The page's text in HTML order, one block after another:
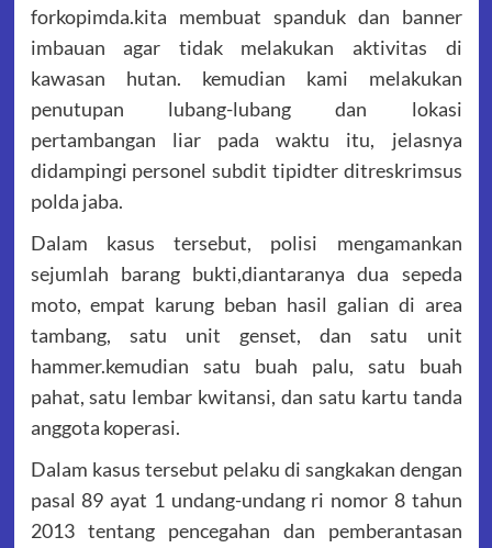
forkopimda.kita membuat spanduk dan banner
imbauan agar tidak melakukan aktivitas di
kawasan hutan. kemudian kami melakukan
penutupan lubang-lubang dan lokasi
pertambangan liar pada waktu itu, jelasnya
didampingi personel subdit tipidter ditreskrimsus
polda jaba.
Dalam kasus tersebut, polisi mengamankan
sejumlah barang bukti,diantaranya dua sepeda
moto, empat karung beban hasil galian di area
tambang, satu unit genset, dan satu unit
hammer.kemudian satu buah palu, satu buah
pahat, satu lembar kwitansi, dan satu kartu tanda
anggota koperasi.
Dalam kasus tersebut pelaku di sangkakan dengan
pasal 89 ayat 1 undang-undang ri nomor 8 tahun
2013 tentang pencegahan dan pemberantasan